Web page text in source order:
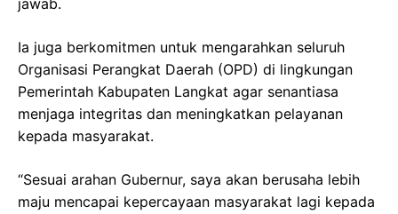
jawab.
Ia juga berkomitmen untuk mengarahkan seluruh
Organisasi Perangkat Daerah (OPD) di lingkungan
Pemerintah Kabupaten Langkat agar senantiasa
menjaga integritas dan meningkatkan pelayanan
kepada masyarakat.
“Sesuai arahan Gubernur, saya akan berusaha lebih
maju mencapai kepercayaan masyarakat lagi kepada